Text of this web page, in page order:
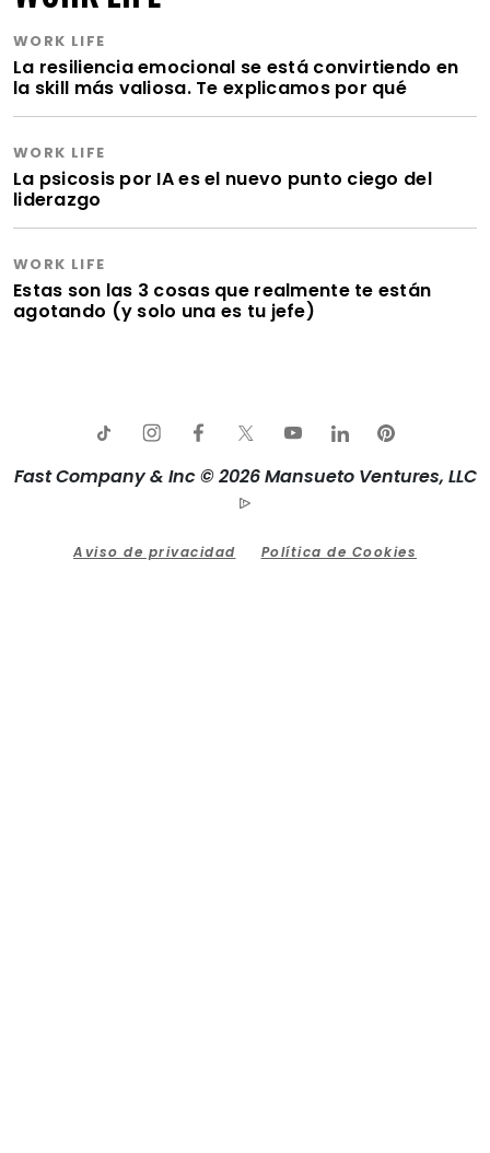
WORK LIFE
La resiliencia emocional se está convirtiendo en
la skill más valiosa. Te explicamos por qué
WORK LIFE
La psicosis por IA es el nuevo punto ciego del
liderazgo
WORK LIFE
Estas son las 3 cosas que realmente te están
agotando (y solo una es tu jefe)
Fast Company & Inc © 2026 Mansueto Ventures, LLC
Aviso de privacidad Política de Cookies